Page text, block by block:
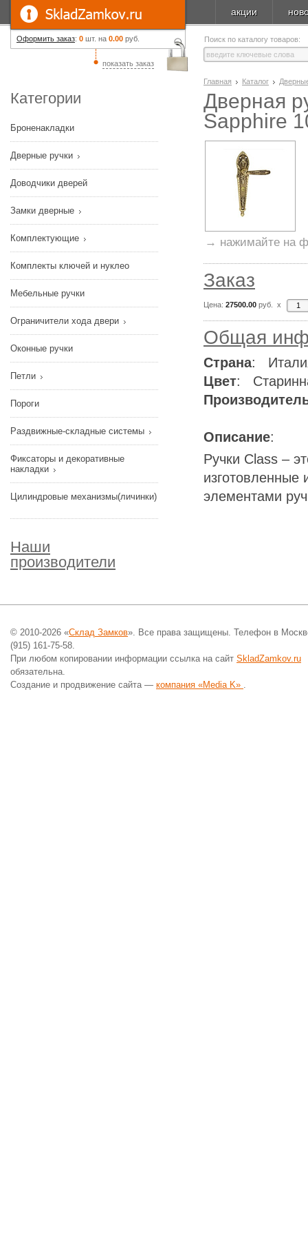
Оформить заказ: 0 шт. на 0.00 руб.
показать заказ
акции
Поиск по каталогу товаров:
Категории
Броненакладки
Дверные ручки
Доводчики дверей
Замки дверные
Комплектующие
Комплекты ключей и нуклео
Мебельные ручки
Ограничители хода двери
Оконные ручки
Петли
Пороги
Раздвижные-складные системы
Фиксаторы и декоративные
накладки
Цилиндровые механизмы(личинки)
Наши
производители
Главная Каталог
Дверная
Sapphire
→ нажимайте на
Заказ
Цена: 27500.00 руб. x
Общая
Страна:
Цвет:
Описание:
Ручки Class –
изготовленные
элементами
© 2010-2026 «Склад Замков». Все права защищены. Телефон в
(915) 161-75-58.
При любом копировании информации ссылка на сайт SkladZamkov.ru
обязательна.
Создание и продвижение сайта — компания «Media K» .